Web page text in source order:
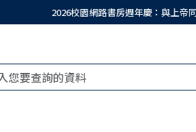
2026校園網路書房週年慶：與上帝